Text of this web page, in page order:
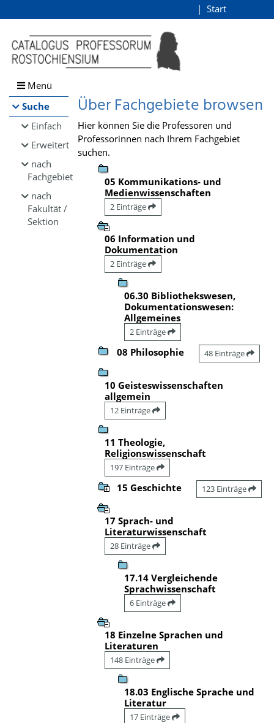
Browsen
direkt zum Inhalt
Start
Menü
Suche
Einfach
Erweitert
nach
Fachgebiet
nach
Fakultät /
Sektion
Über Fachgebiete browsen
Hier können Sie die Professoren und
Professorinnen nach Ihrem Fachgebiet
suchen.
05 Kommunikations- und
Medienwissenschaften
2 Einträge
06 Information und
Dokumentation
2 Einträge
06.30 Bibliothekswesen,
Dokumentationswesen:
Allgemeines
2 Einträge
08 Philosophie 48 Einträge
10 Geisteswissenschaften
allgemein
12 Einträge
11 Theologie,
Religionswissenschaft
197 Einträge
15 Geschichte 123 Einträge
17 Sprach- und
Literaturwissenschaft
28 Einträge
17.14 Vergleichende
Sprachwissenschaft
6 Einträge
18 Einzelne Sprachen und
Literaturen
148 Einträge
18.03 Englische Sprache und
Literatur
17 Einträge